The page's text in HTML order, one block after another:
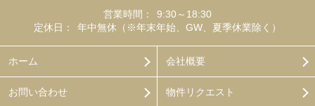
営業時間：
9:30～18:30
定休日：
年中無休（※年末年始、GW、夏季休業除く）
ホーム 会社概要
お問い合わせ 物件リクエスト